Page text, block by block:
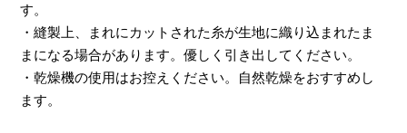
す。
・縫製上、まれにカットされた糸が生地に織り込まれたま
まになる場合があります。優しく引き出してください。
・乾燥機の使用はお控えください。自然乾燥をおすすめし
ます。